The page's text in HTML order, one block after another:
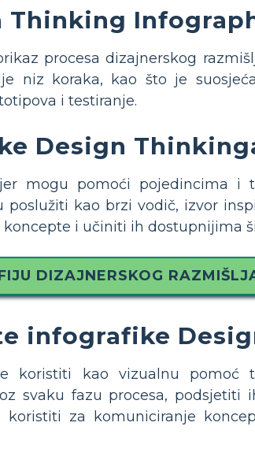
Thinking
procesa dizajnerskog
niz koraka, kao što je
i testiranje.
Design
mogu pomoći pojedincima
poslužiti kao brzi vodič, izvor
i učiniti ih dostupnijima
DIZAJNERSKOG
infografike
koristiti kao vizualnu pomoć
svaku fazu procesa, podsjetiti
za komuniciranje